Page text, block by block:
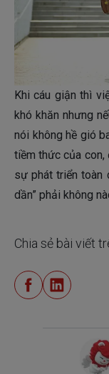
Khi cáu giận thì
khó khăn nhưng
nói không hề gió
tiềm thức của
sự phát triển toàn
dần” phải không
Chia sẻ bài viết